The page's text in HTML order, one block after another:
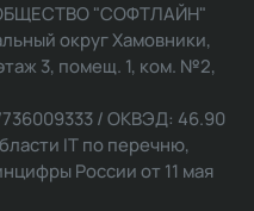
"СОФТЛАЙН"
округ Хамовники,
3, помещ. 1, ком. №2,
/ ОКВЭД: 46.90
IT по перечню,
России от 11 мая